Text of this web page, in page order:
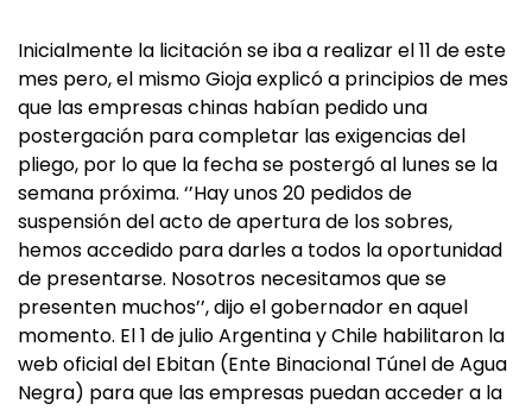
Inicialmente la licitación se iba a realizar el 11 de este
mes pero, el mismo Gioja explicó a principios de mes
que las empresas chinas habían pedido una
postergación para completar las exigencias del
pliego, por lo que la fecha se postergó al lunes se la
semana próxima. ‘’Hay unos 20 pedidos de
suspensión del acto de apertura de los sobres,
hemos accedido para darles a todos la oportunidad
de presentarse. Nosotros necesitamos que se
presenten muchos’’, dijo el gobernador en aquel
momento. El 1 de julio Argentina y Chile habilitaron la
web oficial del Ebitan (Ente Binacional Túnel de Agua
Negra) para que las empresas puedan acceder a la